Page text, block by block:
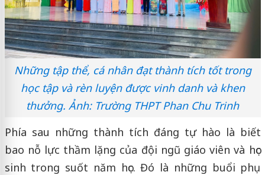
Những tập thể, cá nhân đạt thành tích tốt trong
học tập và rèn luyện được vinh danh và khen
thưởng. Ảnh: Trường THPT Phan Chu Trinh
Phía sau những thành tích đáng tự hào là biết
bao nỗ lực thầm lặng của đội ngũ giáo viên và học
sinh trong suốt năm học. Đó là những buổi phụ